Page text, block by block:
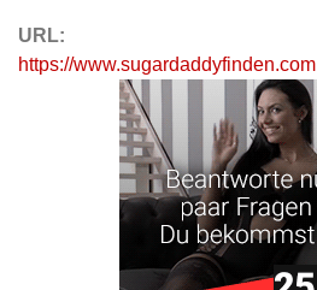
URL:
https://www.sugardaddyfinden.com